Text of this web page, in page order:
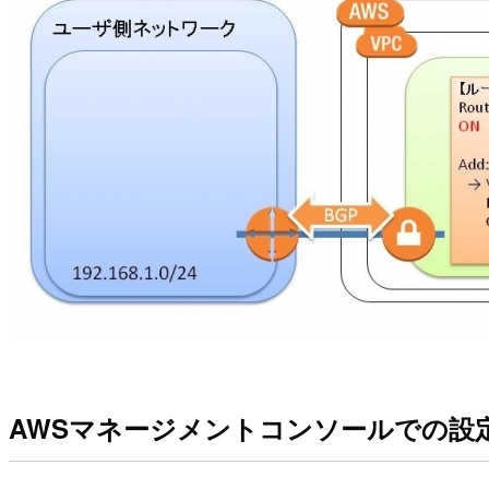
AWSマネージメントコンソールでの設